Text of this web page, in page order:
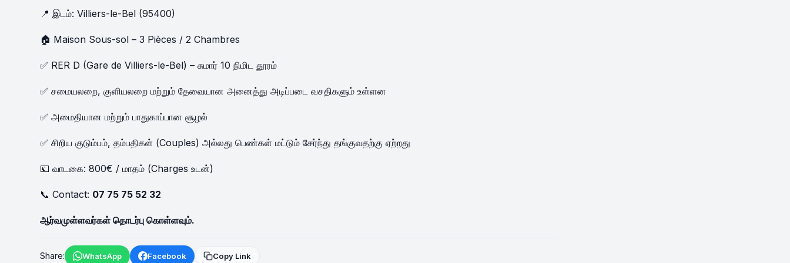
📍 இடம்: Villiers-le-Bel (95400)
🏠 Maison Sous-sol – 3 Pièces / 2 Chambres
✅ RER D (Gare de Villiers-le-Bel) – சுமார் 10 நிமிட தூரம்
✅ சமையலறை, குளியலறை மற்றும் தேவையான அனைத்து அடிப்படை வசதிகளும் உள்ளன
✅ அமைதியான மற்றும் பாதுகாப்பான சூழல்
✅ சிறிய குடும்பம், தம்பதிகள் (Couples) அல்லது பெண்கள் மட்டும் சேர்ந்து தங்குவதற்கு ஏற்றது
💶 வாடகை: 800€ / மாதம் (Charges உடன்)
📞 Contact: 07 75 75 52 32
ஆர்வமுள்ளவர்கள் தொடர்பு கொள்ளவும்.
Share: WhatsApp Facebook Copy Link